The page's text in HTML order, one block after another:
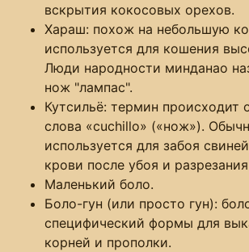
вскрытия кокосовых орехов.
Хараш: похож на небольшую
используется для кошения
Люди народности минданао
нож "лампас".
Кутсильё: термин происходит
слова «cuchillo» («нож»).
используется для забоя
крови после убоя и
Маленький боло.
Боло-гун (или просто гун):
специфический формы для
корней и прополки.